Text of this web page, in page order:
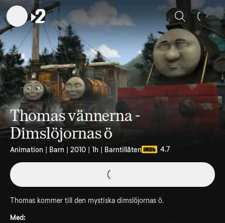
Sök
Thomas vännerna -
Dimslöjornas ö
Animation | Barn | 2010 | 1h | Barntillåten 4.7
Thomas kommer till den mystiska dimslöjornas ö.
Med: